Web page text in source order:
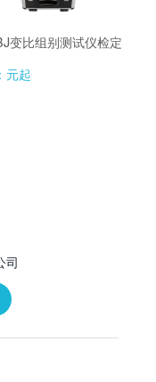
变比组别测试仪检定
元起
司